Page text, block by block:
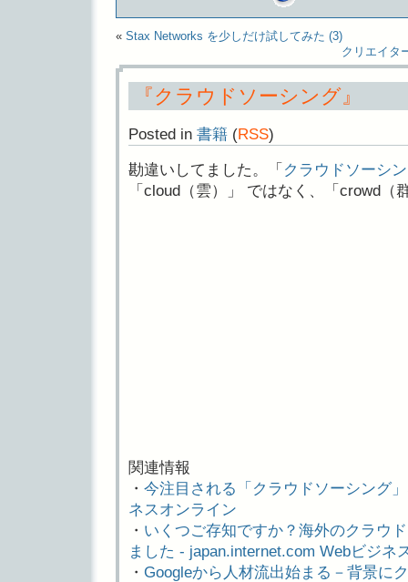
« Stax Networks を少しだけ試してみた (3)
クリエイタ
『クラウドソーシング』
Posted in 書籍 (RSS)
勘違いしてました。「 クラウドソーシ
「cloud（雲）」 ではなく、「crowd（
関連情報
・ 今注目される「クラウドソーシング
ネスオンライン
・ いくつご存知ですか？海外のクラウ
ました - japan.internet.com Webビジネ
・ Googleから人材流出始まる－背景に